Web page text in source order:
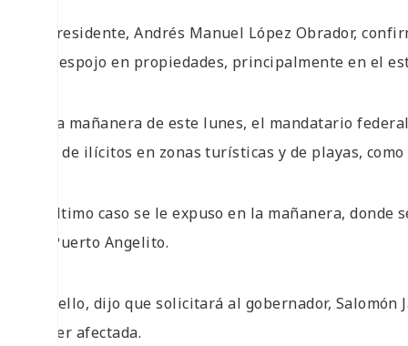
El presidente, Andrés Manuel López Obrador,
de despojo en propiedades, principalmente en el
En la mañanera de este lunes, el mandatario
tipo de ilícitos en zonas turísticas y de playas,
El último caso se le expuso en la mañanera,
en Puerto Angelito.
Por ello, dijo que solicitará al gobernador,
mujer afectada.